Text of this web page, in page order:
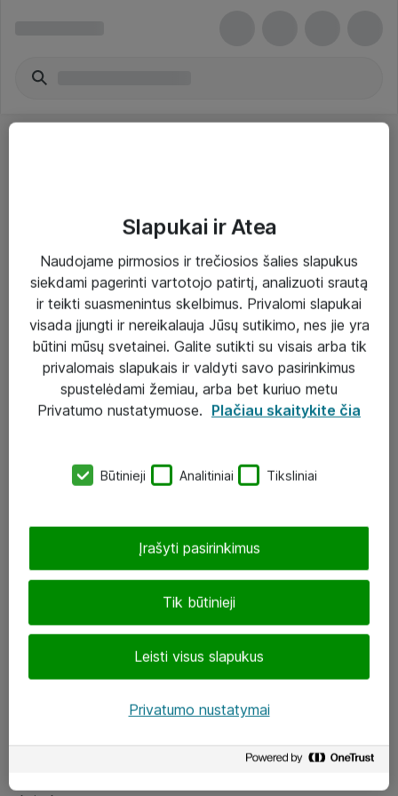
Paslaugos
Sprendimai
Įgyvendinti projektai
Atea ekspertų patarimai verslui
eShop@atea.lt
LinkedIn
Slapukai ir Atea
Naudojame pirmosios ir trečiosios šalies slapukus
siekdami pagerinti vartotojo patirtį, analizuoti srautą
ir teikti suasmenintus skelbimus. Privalomi slapukai
visada įjungti ir nereikalauja Jūsų sutikimo, nes jie yra
būtini mūsų svetainei. Galite sutikti su visais arba tik
privalomais slapukais ir valdyti savo pasirinkimus
spustelėdami žemiau, arba bet kuriuo metu
Privatumo nustatymuose. Plačiau skaitykite čia
Būtinieji Analitiniai Tiksliniai
Tik būtinieji
Leisti visus slapukus
Įrašyti pasirinkimus
Privatumo nustatymai